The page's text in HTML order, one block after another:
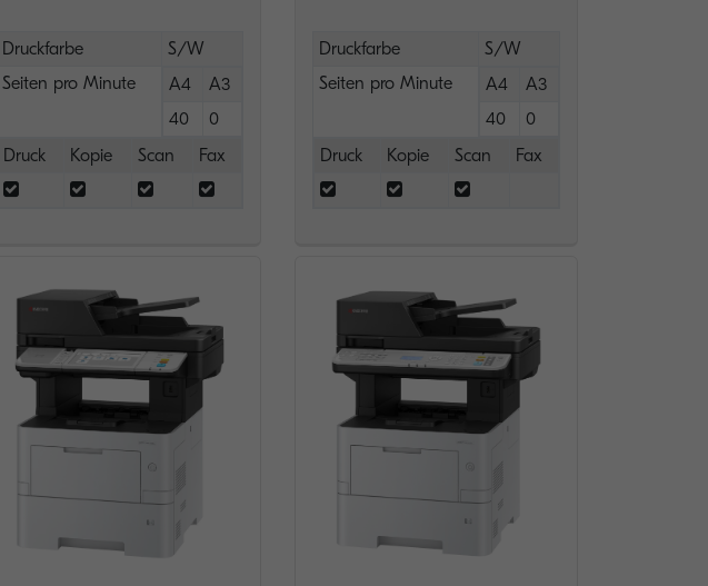
Druckfarbe
S/W
Seiten pro Minute
A4
A3
40
0
Druck
Kopie Scan Fax
Druckfarbe
S/W
Seiten pro Minute
A4
A3
40
0
Druck
Kopie Scan Fax